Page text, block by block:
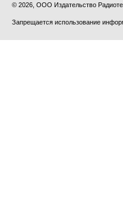
© 2026, ООО Издательство
Запрещается использование